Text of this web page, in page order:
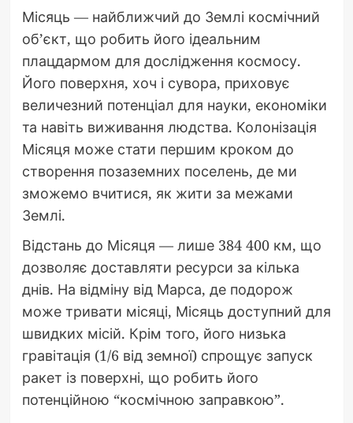
Місяць — найближчий до Землі космічний
об’єкт, що робить його ідеальним
плацдармом для дослідження космосу.
Його поверхня, хоч і сувора, приховує
величезний потенціал для науки, економіки
та навіть виживання людства. Колонізація
Місяця може стати першим кроком до
створення позаземних поселень, де ми
зможемо вчитися, як жити за межами
Землі.
Відстань до Місяця — лише 384 400 км, що
дозволяє доставляти ресурси за кілька
днів. На відміну від Марса, де подорож
може тривати місяці, Місяць доступний для
швидких місій. Крім того, його низька
гравітація (1/6 від земної) спрощує запуск
ракет із поверхні, що робить його
потенційною “космічною заправкою”.